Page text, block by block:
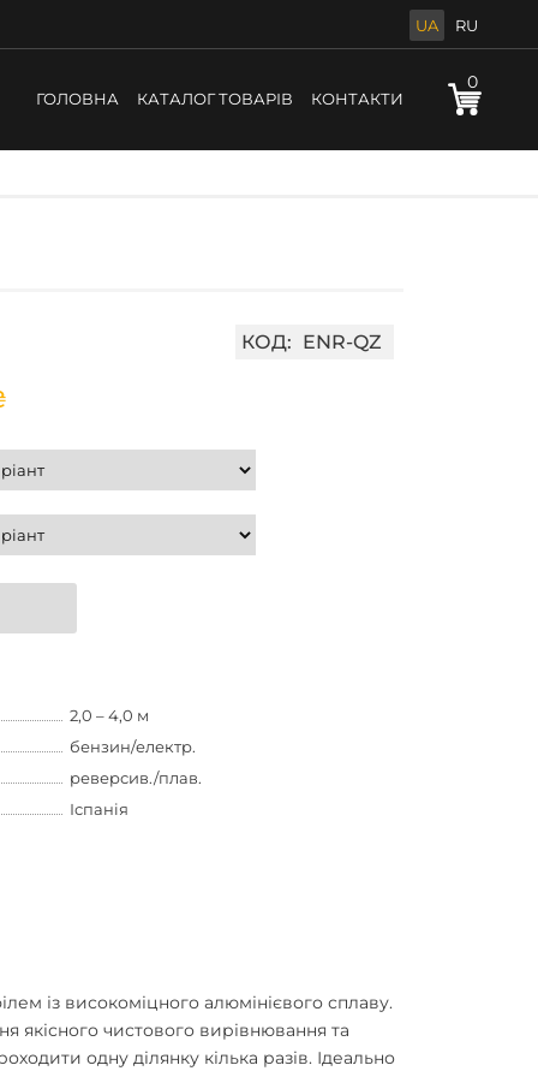
UA RU
ГОЛОВНА КАТАЛОГ ТОВАРІВ КОНТАКТИ
0
КОД: ENR-QZ
2,0 – 4,0 м
бензин/електр.
реверсив./плав.
Іспанія
із високоміцного алюмінієвого сплаву.
якісного чистового вирівнювання та
одну ділянку кілька разів. Ідеально